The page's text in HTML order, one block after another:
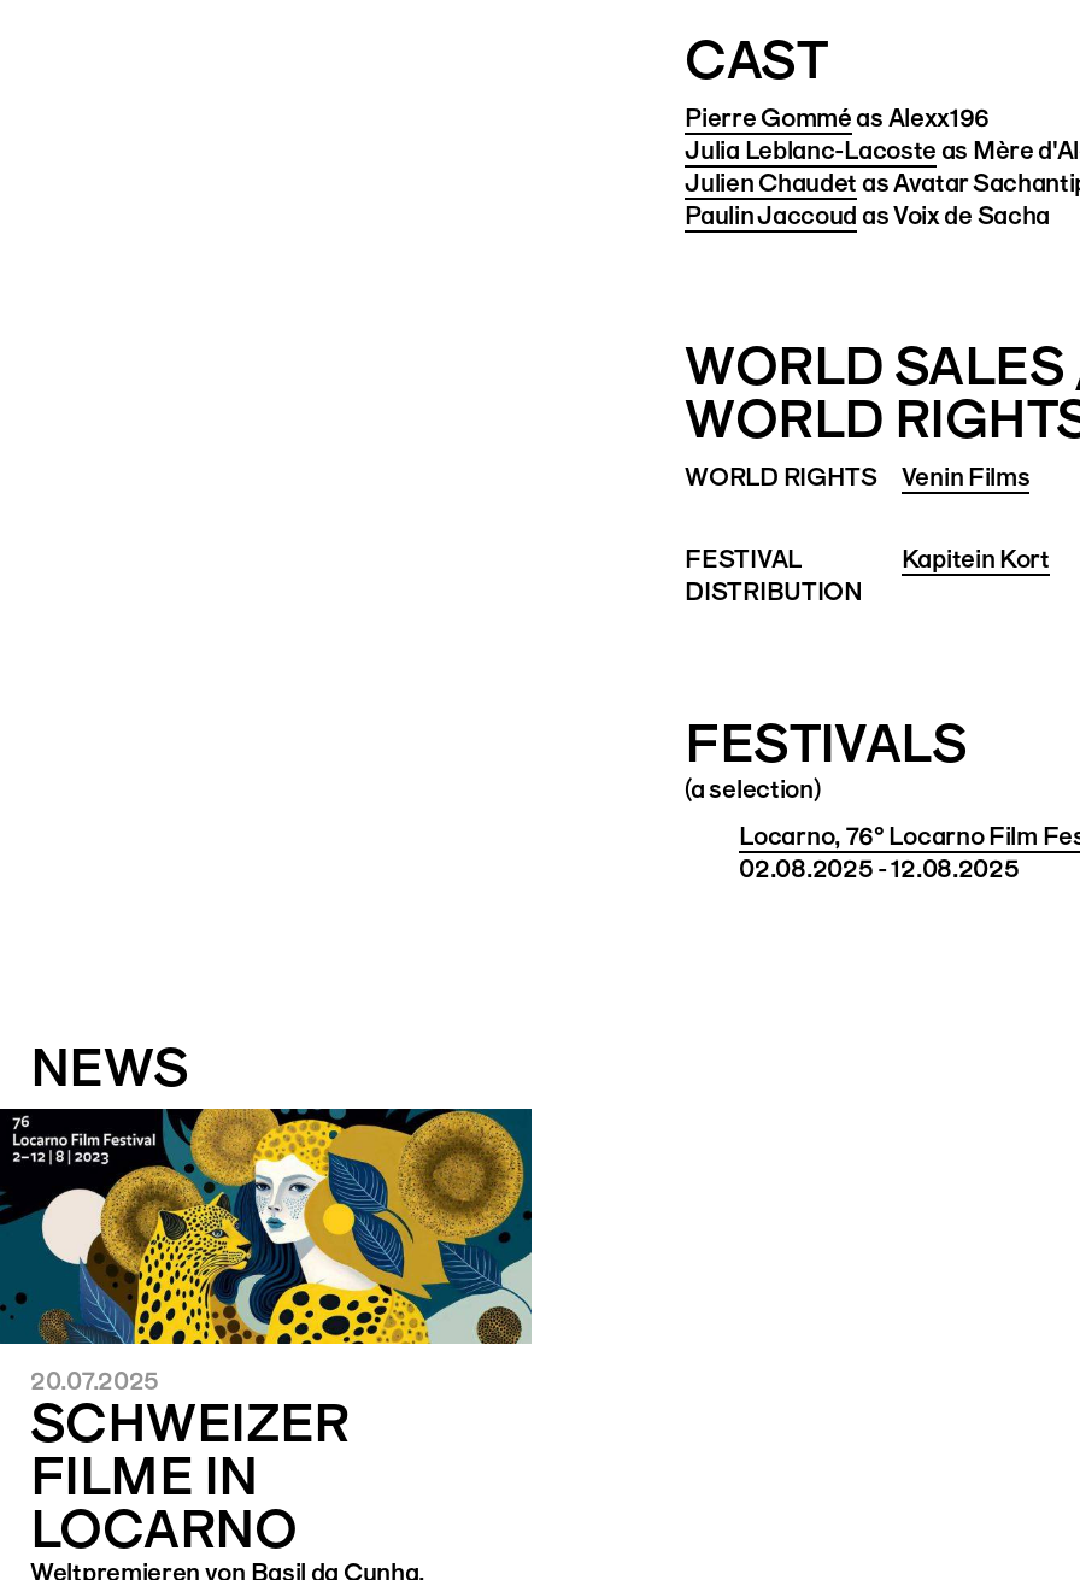
CAST
Pierre Gomméas Alexx196
Julia Leblanc-Lacoste as Mère
Julien Chaudet as Avatar
Paulin Jaccoud as Voix de Sacha
WORLD
WORLD
WORLD RIGHTS Venin Films
FESTIVAL
DISTRIBUTION
Kapitein Kort
FESTIVALS
(a selection)
Locarno, 76° Locarno Film
02.08.2025 - 12.08.2025
NEWS
20.07.2025
SCHWEIZER
FILME IN
LOCARNO
Weltpremieren von Basil da Cunha,